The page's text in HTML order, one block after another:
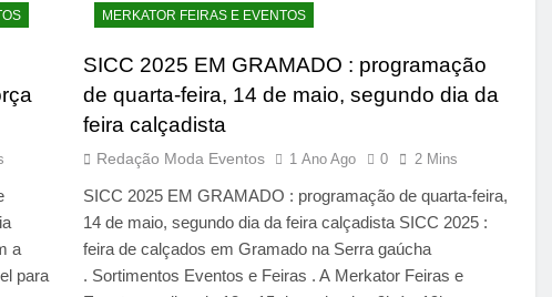
a
para
MERKATOR FEIRAS E EVENTOS
SICC 2025 EM GRAMADO : programação
de quarta-feira, 14 de maio, segundo dia da
feira calçadista
Redação Moda Eventos 1 Ano Ago 0 2 Mins
SICC 2025 EM GRAMADO : programação de quarta-feira,
14 de maio, segundo dia da feira calçadista SICC 2025 :
feira de calçados em Gramado na Serra gaúcha
. Sortimentos Eventos e Feiras . A Merkator Feiras e